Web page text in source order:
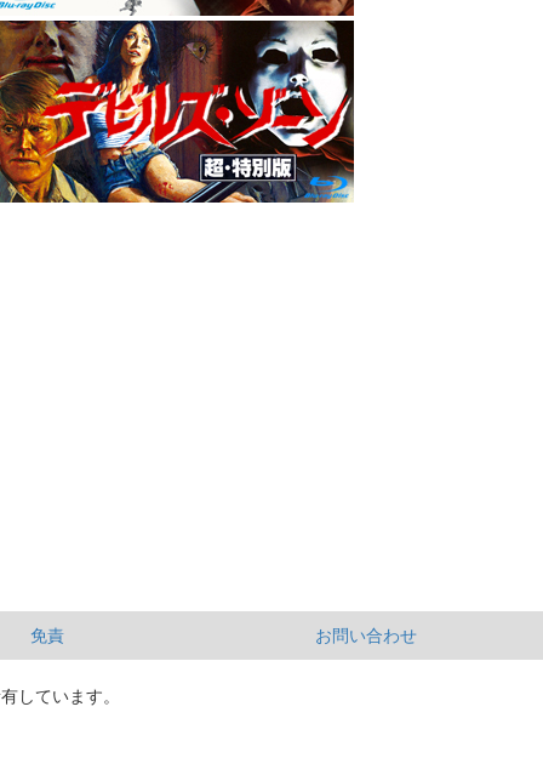
免責 お問い合わせ
しています。